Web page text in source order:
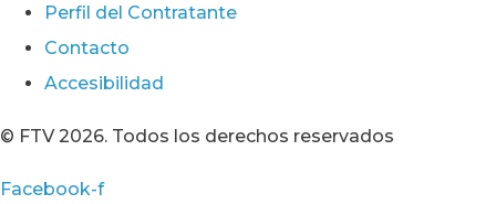
Perfil del Contratante
Contacto
Accesibilidad
© FTV 2026. Todos los derechos reservados
Facebook-f